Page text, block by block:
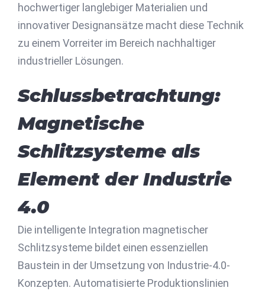
hochwertiger langlebiger Materialien und
innovativer Designansätze macht diese Technik
zu einem Vorreiter im Bereich nachhaltiger
industrieller Lösungen.
Schlussbetrachtung:
Magnetische
Schlitzsysteme als
Element der Industrie
4.0
Die intelligente Integration magnetischer
Schlitzsysteme bildet einen essenziellen
Baustein in der Umsetzung von Industrie-4.0-
Konzepten. Automatisierte Produktionslinien